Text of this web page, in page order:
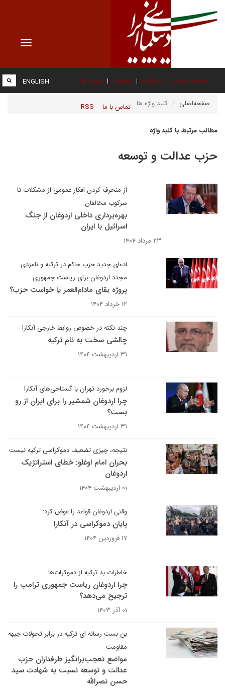
Toggle
صفحه نخست درباره ما عضویت پیوند ها
تماس با ما RSS
ENGLISH
صفحه‌اصلی کلید واژه ها
مطالب مرتبط با کلید واژه
حزب عدالت و توسعه
از منحرف کردن افکار عمومی از مشکلات تا
سرکوب مخالفان
بهره‌برداری داخلی اردوغان از جنگ
اسرائیل با ایران
۲۳ مرداد ۱۴۰۴
ادعای جدید حزب حاکم در ترکیه و نامزدی
مجدد اردوغان برای ریاست جمهوری
پروژه بقای مادام‌العمر یا خواست حزب؟
۱۲ خرداد ۱۴۰۴
چند نکته در خصوص روابط خارجی آنکارا
چالشی سخت به نام ترکیه
۳۱ اردیبهشت ۱۴۰۴
لزوم برخورد تهران با گستاخی‌های آنکارا
چرا اردوغان شمشیر را برای ایران از رو
بست؟
۳۱ اردیبهشت ۱۴۰۴
نتیجه، چیزی تضعیف دموکراسی ترکیه نیست
بحران امام اوغلو: خطای استراتژیک
اردوغان
۰۱ اردیبهشت ۱۴۰۴
وقتی اردوغان قواعد را عوض کرد:
پایان دموکراسی در آنکارا
۱۷ فروردین ۱۴۰۴
خاطرات بد ترکیه از دموکرات‌ها
چرا اردوغان ریاست جمهوری ترامپ را
ترجیح می‌دهد؟
۰۱ آذر ۱۴۰۳
بن بست رسانه ای ترکیه در برابر تحولات جبهه
مقاومت
مواضع تعجب‌برانگیز طرفداران حزب
عدالت و توسعه نسبت به شهادت سید
حسن نصرالله